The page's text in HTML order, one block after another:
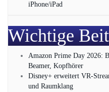
iPhone/iPad
Wichtige
Amazon Prime Day 2026:
Beamer, Kopfhörer
Disney+ erweitert
und Raumklang